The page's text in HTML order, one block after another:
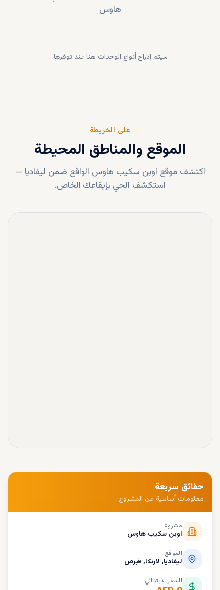
هاوس
سيتم إدراج أنواع الوحدات هنا عند توفرها.
على الخريطة
الموقع والمناطق المحيطة
اكتشف موقع اوبن سكيب هاوس الواقع ضمن ليفاديا —
استكشف الحي بإيقاعك الخاص.
حقائق سريعة
معلومات أساسية عن المشروع
مشروع
اوبن سكيب هاوس
الموقع
ليفاديا, لارنكا, قبرص
السعر الابتدائي